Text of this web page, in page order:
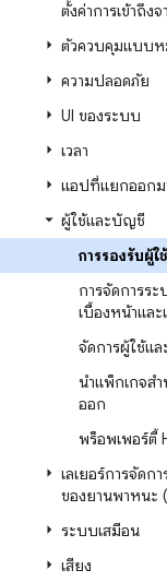
ตั้งค่าการเข้าถึง
ตัวควบคุมแบบ
ความปลอดภัย
UI ของระบบ
เวลา
แอปที่แยกออกม
ผู้ใช้และบัญชี
การรองรับผู้
การจัดการร
เบื้องหน้าและ
จัดการผู้ใช้แ
นำแพ็กเกจส
ออก
พร็อพเพอร์ตี้
เลเยอร์การจัดก
ของยานพาหนะ
ระบบเสมือน
เสียง